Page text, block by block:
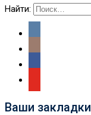
Найти:
Ваши закладки